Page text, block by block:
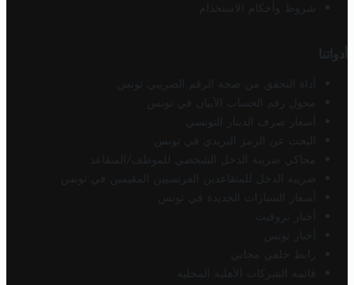
شروط وأحكام الاستخدام
أدواتنا
أداة التحقق من صحة الرقم الضريبي تونس
محول رقم الحساب الآيبان في تونس
أسعار صرف الدينار التونسي
البحث عن الرمز البريدي في تونس
محاكي ضريبة الدخل الشخصي للموظف/المتقاعد
ضريبة الدخل للمتقاعدين الفرنسيين المقيمين في تونس
أسعار السيارات الجديدة في تونس
أخبار تروفيت
أخبار تونس
رابط خلفي مجاني
قائمة الشركات الأهلية المحلية